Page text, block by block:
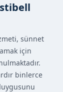
sünnet
için
binlerce